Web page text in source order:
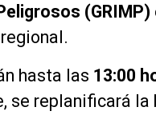
(GRIMP)
hasta las 13:00
se replanificará la